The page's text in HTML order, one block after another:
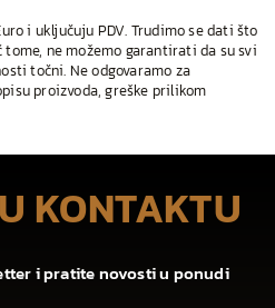
i uključuju PDV. Trudimo se dati što
ne možemo garantirati da su svi
točni. Ne odgovaramo za
proizvoda, greške prilikom
KONTAKTU
i pratite novosti u ponudi